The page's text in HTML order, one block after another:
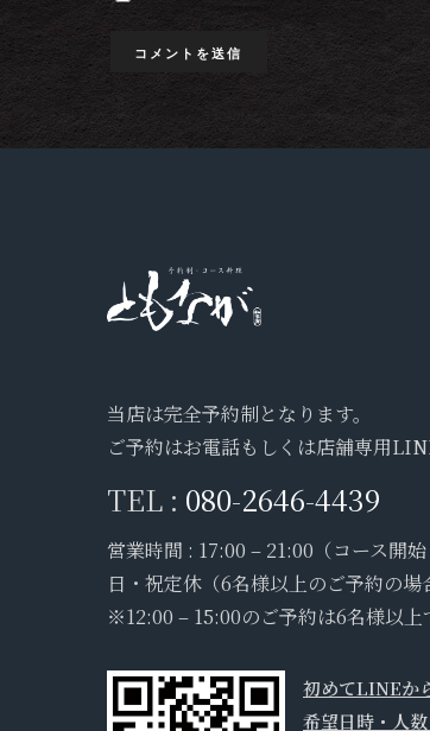
当店は完全予約制となります。
ご予約はお電話もしくは店舗専用
TEL : 080-2646-4439
営業時間 : 17:00 – 21:00（コース開始
日・祝定休（6名様以上のご予約の場
※12:00 – 15:00のご予約は6名様以上
初めてLINEか
希望日時・人